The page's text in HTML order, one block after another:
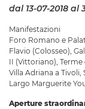
dal 13-07-2018 al
Manifestazioni
Foro Romano e
Flavio (Colosseo),
II (Vittoriano), Terme
Villa Adriana a Tivoli,
Largo Marguerite
Aperture